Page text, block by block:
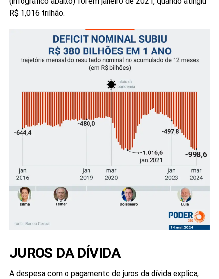
R$ 1,016 trilhão.
JUROS DA DÍVIDA
A despesa com o pagamento de juros da dívida explica,